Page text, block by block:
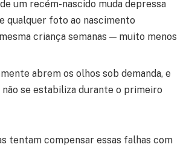
um recém-nascido muda depressa
qualquer foto ao nascimento
criança semanas — muito menos
abrem os olhos sob demanda, e
não se estabiliza durante o primeiro
tentam compensar essas falhas com